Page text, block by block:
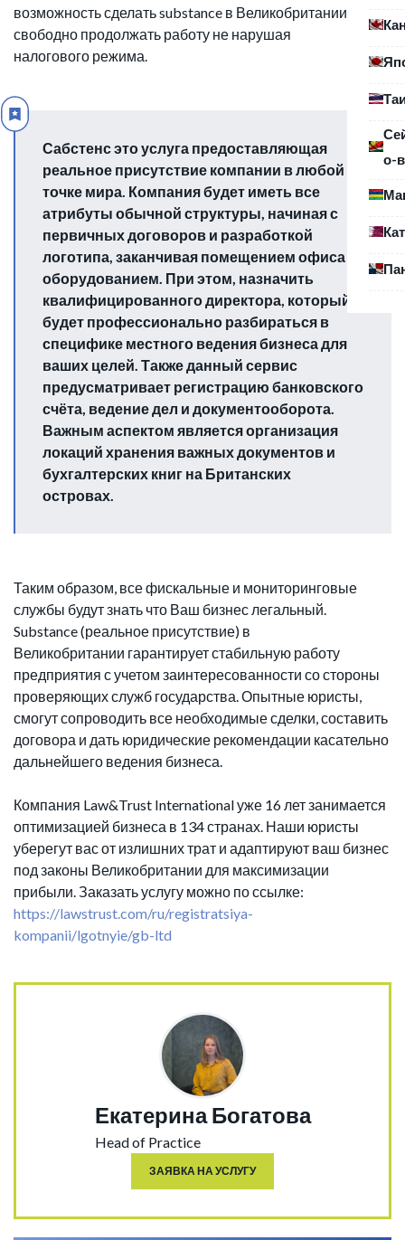
о-
возможность сделать substance в Великобритании и
свободно продолжать работу не нарушая
налогового режима.
Сабстенс это услуга предоставляющая
реальное присутствие компании в любой
точке мира. Компания будет иметь все
атрибуты обычной структуры, начиная с
первичных договоров и разработкой
логотипа, заканчивая помещением офиса и
оборудованием. При этом, назначить
квалифицированного директора, который
будет профессионально разбираться в
специфике местного ведения бизнеса для
ваших целей. Также данный сервис
предусматривает регистрацию банковского
счёта, ведение дел и документооборота.
Важным аспектом является организация
локаций хранения важных документов и
бухгалтерских книг на Британских
островах.
Таким образом, все фискальные и мониторинговые
службы будут знать что Ваш бизнес легальный.
Substance (реальное присутствие) в
Великобритании гарантирует стабильную работу
предприятия с учетом заинтересованности со стороны
проверяющих служб государства. Опытные юристы,
смогут сопроводить все необходимые сделки, составить
договора и дать юридические рекомендации касательно
дальнейшего ведения бизнеса.
Компания Law&Trust International уже 16 лет занимается
оптимизацией бизнеса в 134 странах. Наши юристы
уберегут вас от излишних трат и адаптируют ваш бизнес
под законы Великобритании для максимизации
прибыли. Заказать услугу можно по ссылке:
https://lawstrust.com/ru/registratsiya-
kompanii/lgotnyie/gb-ltd
Екатерина Богатова
Head of Practice
ЗАЯВКА НА УСЛУГУ